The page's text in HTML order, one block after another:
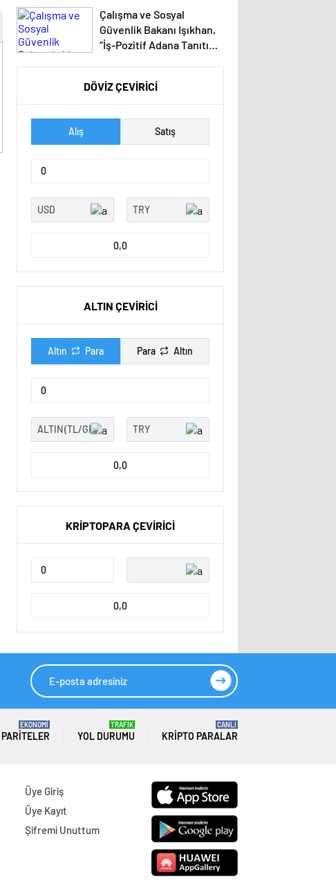
Çalışma ve Sosyal
Güvenlik Bakanı Işıkhan,
“İş-Pozitif Adana Tanıtım
DÖVİZ ÇEVİRİCİ
Alış Satış
0,0
ALTIN ÇEVİRİCİ
Altın Para Para Altın
0,0
KRİPTOPARA ÇEVİRİCİ
0,0
PARITELER
EKONOMİ
YOL DURUMU
TRAFİK
KRIPTO PARALAR
CANLI
Üye Giriş
Üye Kayıt
Şifremi Unuttum